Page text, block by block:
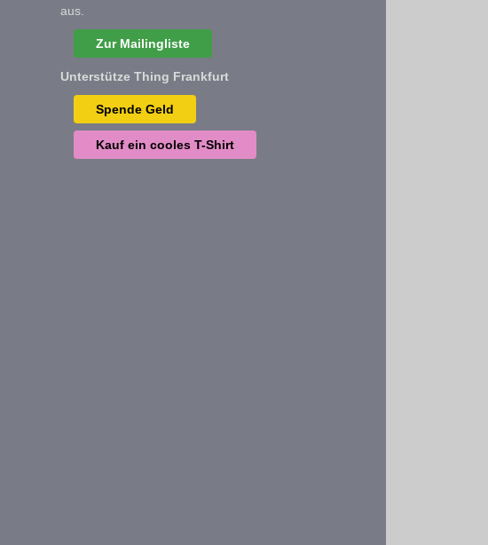
aus.
Zur Mailingliste
Unterstütze Thing Frankfurt
Spende Geld
Kauf ein cooles T-Shirt